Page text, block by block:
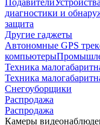
Подавители
диагностики и
защита
Другие гаджеты
Автономные GPS
компьютеры
Техника
Техника
Снегоуборщики
Распродажа
Распродажа
Камеры